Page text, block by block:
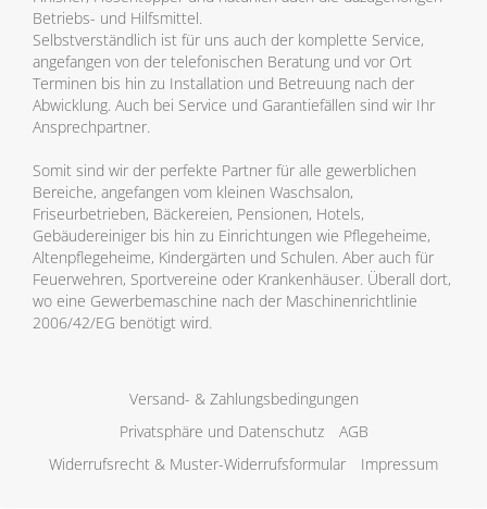
Betriebs- und Hilfsmittel.
Selbstverständlich ist für uns auch der komplette Service,
angefangen von der telefonischen Beratung und vor Ort
Terminen bis hin zu Installation und Betreuung nach der
Abwicklung. Auch bei Service und Garantiefällen sind wir Ihr
Ansprechpartner.
Somit sind wir der perfekte Partner für alle gewerblichen
Bereiche, angefangen vom kleinen Waschsalon,
Friseurbetrieben, Bäckereien, Pensionen, Hotels,
Gebäudereiniger bis hin zu Einrichtungen wie Pflegeheime,
Altenpflegeheime, Kindergärten und Schulen. Aber auch für
Feuerwehren, Sportvereine oder Krankenhäuser. Überall dort,
wo eine Gewerbemaschine nach der Maschinenrichtlinie
2006/42/EG benötigt wird.
Versand- & Zahlungsbedingungen
Privatsphäre und Datenschutz
AGB
Widerrufsrecht & Muster-Widerrufsformular
Impressum